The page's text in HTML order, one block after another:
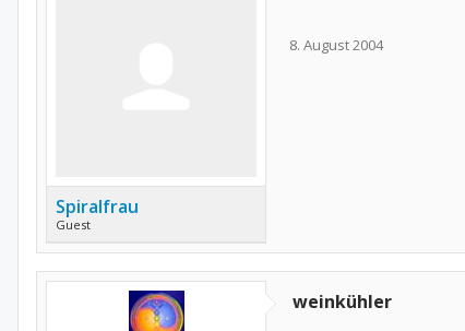
Spiralfrau
Guest
8. August 2004
weinkühler